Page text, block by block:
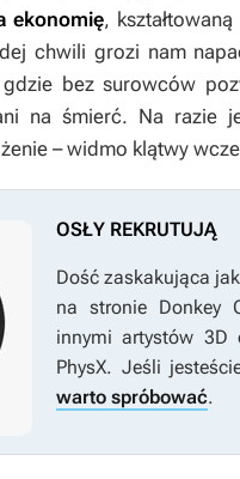
ekonomię,
chwili grozi nam
bez surowców
na śmierć. Na razie
– widmo klątwy
OSŁY REKRUTUJĄ
Dość zaskakująca
na stronie Donkey
innymi artystów 3D
PhysX. Jeśli
warto spróbować.